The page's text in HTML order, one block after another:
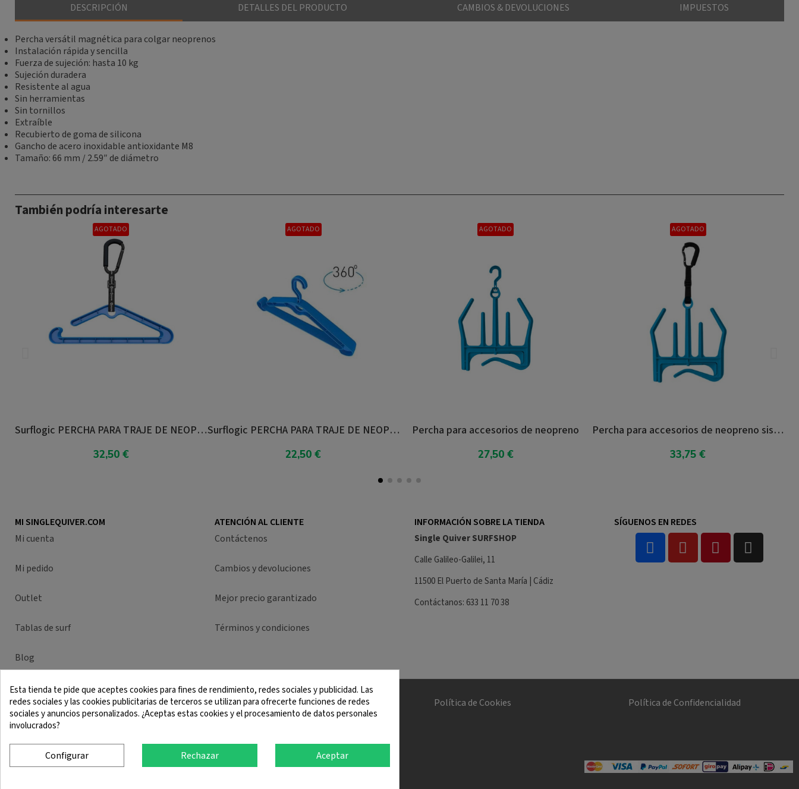
DESCRIPCIÓN DETALLES DEL PRODUCTO CAMBIOS & DEVOLUCIONES IMPUESTOS
Percha versátil magnética para colgar neoprenos
Instalación rápida y sencilla
Fuerza de sujeción: hasta 10 kg
Sujeción duradera
Resistente al agua
Sin herramientas
Sin tornillos
Extraíble
Recubierto de goma de silicona
Gancho de acero inoxidable antioxidante M8
Tamaño: 66 mm / 2.59″ de diámetro
También podría interesarte
AGOTADO
Surflogic PERCHA PARA TRAJE DE NEOPRENO DOUBLE SYSTEM
32,50 €
Añadir al carrito
AGOTADO
Surflogic PERCHA PARA TRAJE DE NEOPRENO
22,50 €
Añadir al carrito
AGOTADO
Percha para accesorios de neopreno
27,50 €
Añadir al carrito
AGOTADO
Percha para accesorios de neopreno sistema doble
33,75 €
Añadir al carrito
MI SINGLEQUIVER.COM
Mi cuenta
Mi pedido
Outlet
Tablas de surf
Blog
ATENCIÓN AL CLIENTE
Contáctenos
Cambios y devoluciones
Mejor precio garantizado
Términos y condiciones
INFORMACIÓN SOBRE LA TIENDA
Single Quiver SURFSHOP
Calle Galileo-Galilei, 11
11500 El Puerto de Santa María | Cádiz
Contáctanos: 633 11 70 38
SÍGUENOS EN REDES
Aviso Legal Términos y Condiciones Política de Cookies Política de Confidencialidad
© 2025 SingleQuiver - Todos los derechos reservados
Esta tienda te pide que aceptes cookies para fines de rendimiento, redes sociales y publicidad. Las
redes sociales y las cookies publicitarias de terceros se utilizan para ofrecerte funciones de redes
sociales y anuncios personalizados. ¿Aceptas estas cookies y el procesamiento de datos personales
involucrados?
Configurar Rechazar Aceptar